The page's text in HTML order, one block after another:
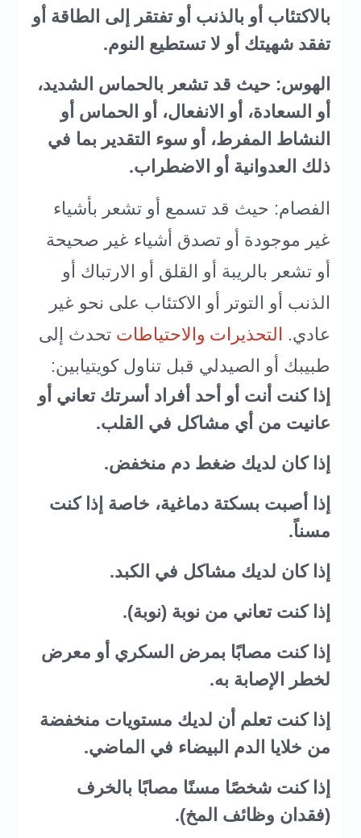
بالاكتئاب أو بالذنب أو تفتقر إلى الطاقة أو
تفقد شهيتك أو لا تستطيع النوم.
الهوس: حيث قد تشعر بالحماس الشديد،
أو السعادة، أو الانفعال، أو الحماس أو
النشاط المفرط، أو سوء التقدير بما في
ذلك العدوانية أو الاضطراب.
الفصام: حيث قد تسمع أو تشعر بأشياء
غير موجودة أو تصدق أشياء غير صحيحة
أو تشعر بالريبة أو القلق أو الارتباك أو
الذنب أو التوتر أو الاكتئاب على نحو غير
عادي.
التحذيرات والاحتياطات تحدث إلى
طبيبك أو الصيدلي قبل تناول كويتيابين:
إذا كنت أنت أو أحد أفراد أسرتك تعاني أو
عانيت من أي مشاكل في القلب.
إذا كان لديك ضغط دم منخفض.
إذا أصبت بسكتة دماغية، خاصة إذا كنت
مسناً.
إذا كان لديك مشاكل في الكبد.
إذا كنت تعاني من نوبة (نوبة).
إذا كنت مصابًا بمرض السكري أو معرض
لخطر الإصابة به.
إذا كنت تعلم أن لديك مستويات منخفضة
من خلايا الدم البيضاء في الماضي.
إذا كنت شخصًا مسنًا مصابًا بالخرف
(فقدان وظائف المخ).